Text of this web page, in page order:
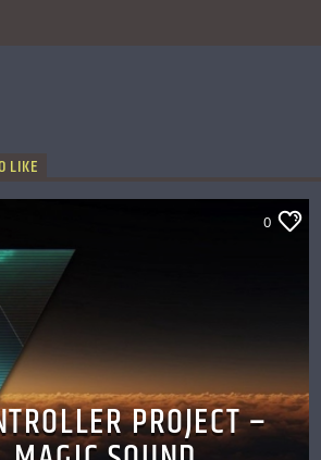
LIKE
0
PROJECT –